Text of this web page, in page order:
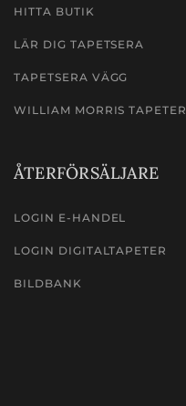
HITTA BUTIK
LÄR DIG TAPETSERA
TAPETSERA VÄGG
WILLIAM MORRIS TAPETER
ÅTERFÖRSÄLJARE
LOGIN E-HANDEL
LOGIN DIGITALTAPETER
BILDBANK